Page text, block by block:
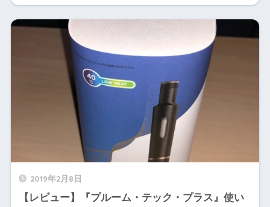
2019年2月8日
【レビュー】『プルーム・テック・プラス』使い